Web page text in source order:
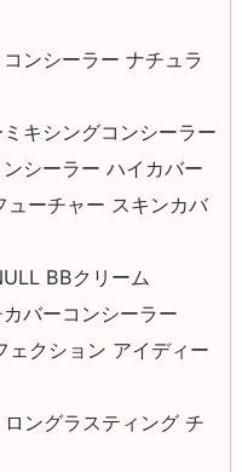
ンシーラー ナチュラ
キシングコンシーラー
シーラー ハイカバー
ューチャー スキンカバ
BBクリーム
バーコンシーラー
ェクション アイディー
ングラスティング チ